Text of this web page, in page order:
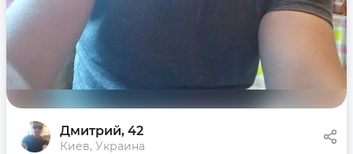
Дмитрий, 42
Киев, Украина